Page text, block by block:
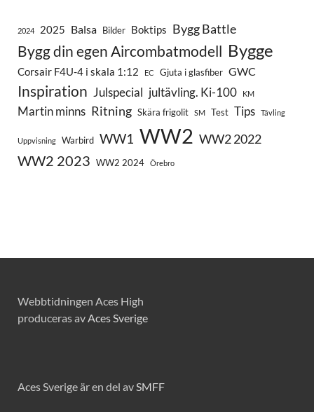
2024 2025 Balsa Bilder Boktips Bygg Battle
Bygg din egen Aircombatmodell Bygge
Corsair F4U-4 i skala 1:12 EC Gjuta i glasfiber GWC
Inspiration Julspecial jultävling. Ki-100 KM
Martin minns Ritning Skära frigolit SM Test Tips Tävling
Uppvisning Warbird WW1 WW2 WW2 2022
WW2 2023 WW2 2024 Örebro
Webbtidningen Aces High
produceras avAces Sverige
Aces Sverige är en del avSMFF